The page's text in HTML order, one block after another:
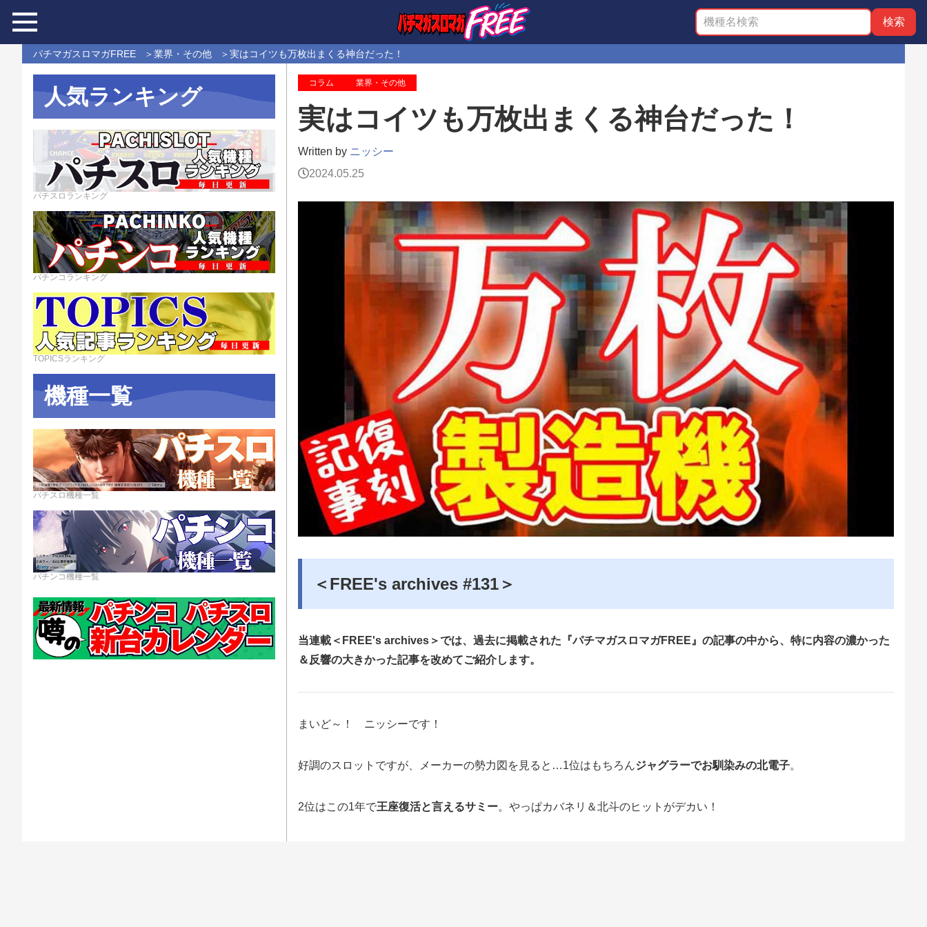
パチマガスロマガFREE 業界・その他 実はコイツも万枚出まくる神台だった！
コラム 業界・その他
実はコイツも万枚出まくる神台だった！
Written by ニッシー
2024.05.25
＜FREE's archives #131＞
当連載＜FREE's archives＞では、過去に掲載された『パチマガスロマガFREE』の記事の中から、特に内容の濃かった
＆反響の大きかった記事を改めてご紹介します。
まいど～！ ニッシーです！
好調のスロットですが、メーカーの勢力図を見ると…1位はもちろんジャグラーでお馴染みの北電子。
2位はこの1年で王座復活と言えるサミー。やっぱカバネリ＆北斗のヒットがデカい！
人気ランキング
パチスロランキング
パチンコランキング
TOPICSランキング
機種一覧
パチスロ機種一覧
パチンコ機種一覧